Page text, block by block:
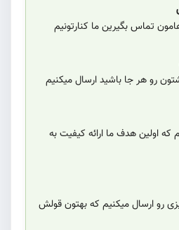
تماس بگیرین ما کنارتونیم
رو هر جا باشید ارسال میکنیم
اولین هدف ما ارائه کیفیت به
رو ارسال میکنیم که بهتون قولش